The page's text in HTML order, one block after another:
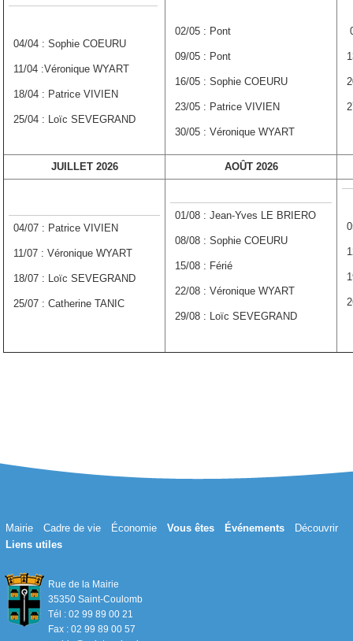
04/04 : Sophie COEURU
11/04 :Véronique WYART
18/04 : Patrice VIVIEN
25/04 : Loïc SEVEGRAND
02/05 : Pont
09/05 : Pont
16/05 : Sophie COEURU
23/05 : Patrice VIVIEN
30/05 : Véronique WYART
JUILLET 2026 AOÛT 2026
04/07 : Patrice VIVIEN
11/07 : Véronique WYART
18/07 : Loïc SEVEGRAND
25/07 : Catherine TANIC
01/08 : Jean-Yves LE BRIERO
08/08 : Sophie COEURU
15/08 : Férié
22/08 : Véronique WYART
29/08 : Loïc SEVEGRAND
Mairie Cadre de vie Économie Vous êtes Événements
Découvrir
Liens utiles
Rue de la Mairie
35350 Saint-Coulomb
Tél : 02 99 89 00 21
Fax : 02 99 89 00 57